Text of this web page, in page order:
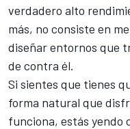
verdadero alto
más, no consiste en
diseñar entornos que
de contra él.
Si sientes que tienes
forma natural que
funciona, estás yendo